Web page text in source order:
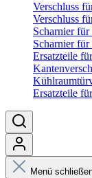
Verschluss
Verschluss
Scharnier
Scharnier
Ersatzteile
Ersatzteile
Menü